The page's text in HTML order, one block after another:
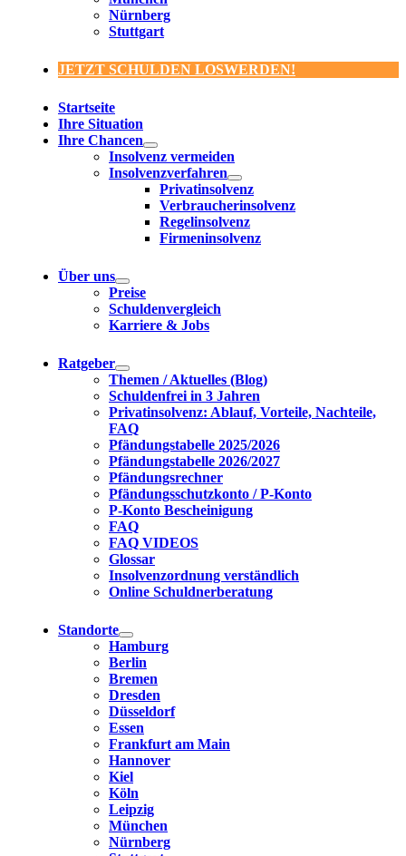
Nürnberg
Stuttgart
JETZT SCHULDEN LOSWERDEN!
Startseite
Ihre Situation
Ihre Chancen
Insolvenz vermeiden
Insolvenzverfahren
Privatinsolvenz
Verbraucherinsolvenz
Regelinsolvenz
Firmeninsolvenz
Über uns
Preise
Schuldenvergleich
Karriere & Jobs
Ratgeber
Themen / Aktuelles (Blog)
Schuldenfrei in 3 Jahren
Privatinsolvenz: Ablauf, Vorteile, Nachteile,
FAQ
Pfändungstabelle 2025/2026
Pfändungstabelle 2026/2027
Pfändungsrechner
Pfändungsschutzkonto / P-Konto
P-Konto Bescheinigung
FAQ
FAQ VIDEOS
Glossar
Insolvenzordnung verständlich
Online Schuldnerberatung
Standorte
Hamburg
Berlin
Bremen
Dresden
Düsseldorf
Essen
Frankfurt am Main
Hannover
Kiel
Köln
Leipzig
München
Nürnberg